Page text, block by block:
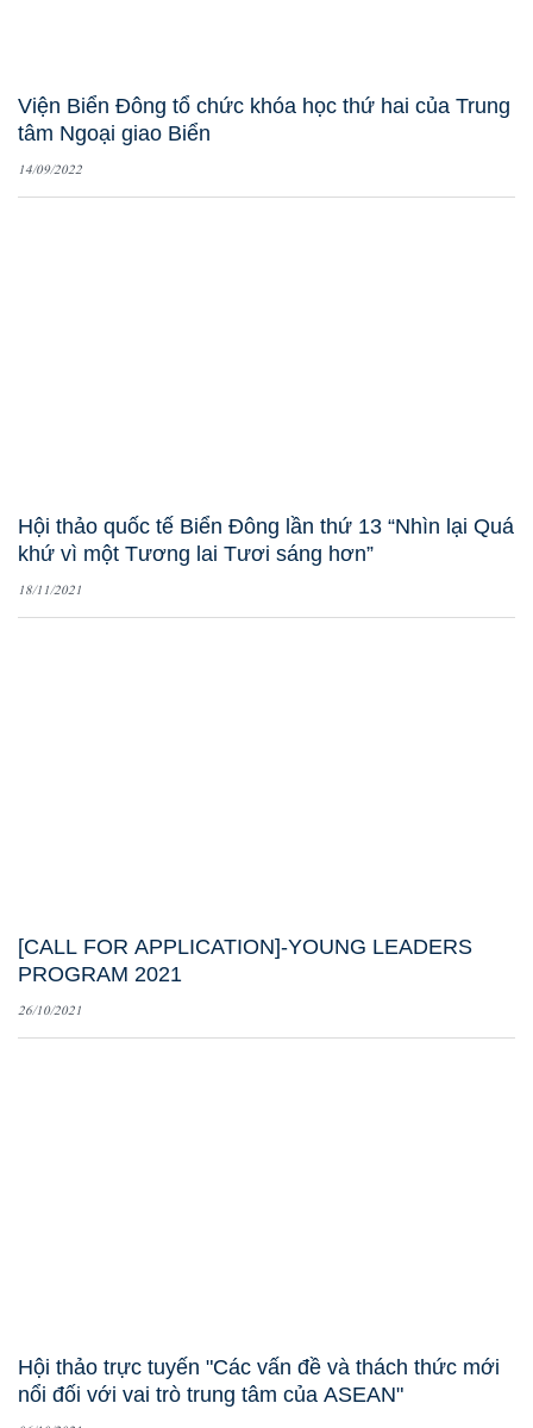
Viện Biển Đông tổ chức khóa học thứ hai của Trung
tâm Ngoại giao Biển
14/09/2022
Hội thảo quốc tế Biển Đông lần thứ 13 “Nhìn lại Quá
khứ vì một Tương lai Tươi sáng hơn”
18/11/2021
[CALL FOR APPLICATION]-YOUNG LEADERS
PROGRAM 2021
26/10/2021
Hội thảo trực tuyến "Các vấn đề và thách thức mới
nổi đối với vai trò trung tâm của ASEAN"